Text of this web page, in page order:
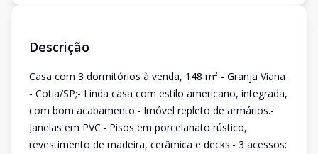
Descrição
Casa com 3 dormitórios à venda, 148 m² - Granja Viana
- Cotia/SP;- Linda casa com estilo americano, integrada,
com bom acabamento.- Imóvel repleto de armários.-
Janelas em PVC.- Pisos em porcelanato rústico,
revestimento de madeira, cerâmica e decks.- 3 acessos: